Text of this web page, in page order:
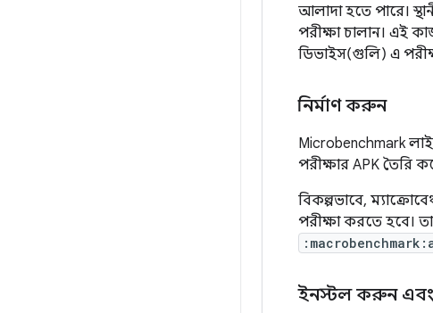
আলাদা হতে পারে।
পরীক্ষা চালান। এই
ডিভাইস(গুলি) এ
নির্মাণ করুন
Microbenchmark
পরীক্ষার APK তৈরি
বিকল্পভাবে,
পরীক্ষা করতে হবে।
ইনস্টল করুন এবং